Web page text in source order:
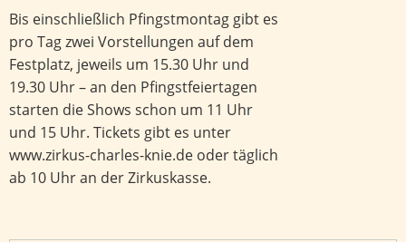
Bis einschließlich Pfingstmontag gibt es
pro Tag zwei Vorstellungen auf dem
Festplatz, jeweils um 15.30 Uhr und
19.30 Uhr – an den Pfingstfeiertagen
starten die Shows schon um 11 Uhr
und 15 Uhr. Tickets gibt es unter
www.zirkus-charles-knie.de oder täglich
ab 10 Uhr an der Zirkuskasse.